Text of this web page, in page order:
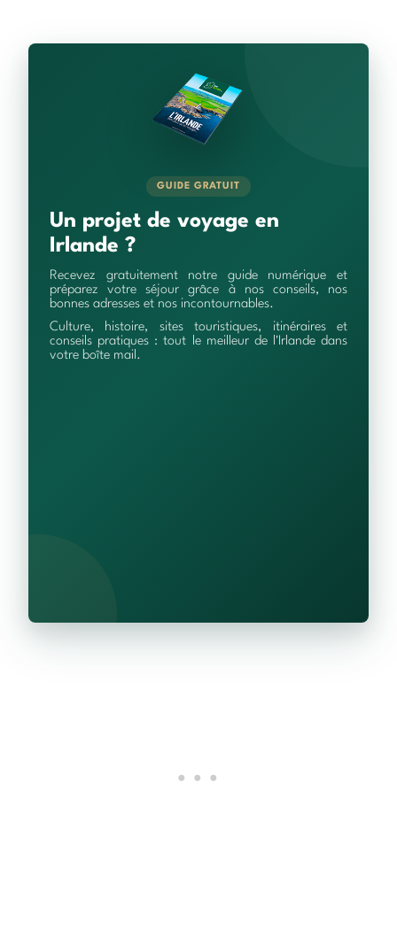
GUIDE GRATUIT
Un projet de voyage en
Irlande ?
Recevez gratuitement notre guide numérique et
préparez votre séjour grâce à nos conseils, nos
bonnes adresses et nos incontournables.
Culture, histoire, sites touristiques, itinéraires et
conseils pratiques : tout le meilleur de l'Irlande dans
votre boîte mail.